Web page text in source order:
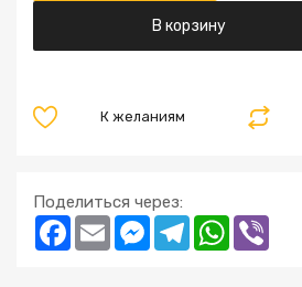
В корзину
К желаниям
Поделиться через:
Facebook
Email Messenger
TelegramWhatsApp